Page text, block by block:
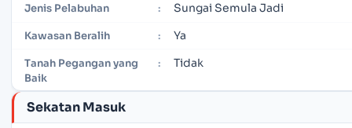
Jenis Pelabuhan : Sungai Semula Jadi
Kawasan Beralih : Ya
Tanah Pegangan yang
Baik
: Tidak
Sekatan Masuk